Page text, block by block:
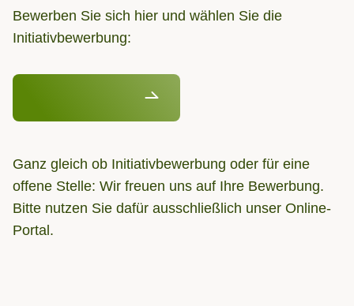
Bewerben Sie sich hier und wählen Sie die
Initiativbewerbung:
Ganz gleich ob Initiativbewerbung oder für eine
offene Stelle: Wir freuen uns auf Ihre Bewerbung.
Bitte nutzen Sie dafür ausschließlich unser Online-
Portal.